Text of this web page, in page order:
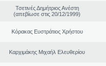
Τσετινές Δημήτριος Ανέστη
(απεβίωσε στις 20/12/1999)
Κόρακας Ευστράτιος Χρήστου
Καρχιμάκης Μιχαήλ Ελευθερίου